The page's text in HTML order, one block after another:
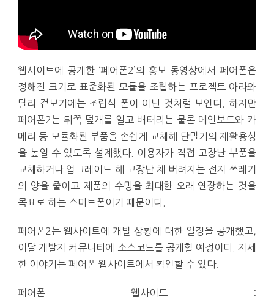
웹사이트에 공개한 ‘페어폰2’의 홍보 동영상에서 페어폰은
정해진 크기로 표준화된 모듈을 조립하는 프로젝트 아라와
달리 겉보기에는 조립식 폰이 아닌 것처럼 보인다. 하지만
페어폰2는 뒤쪽 덮개를 열고 배터리는 물론 메인보드와 카
메라 등 모듈화된 부품을 손쉽게 교체해 단말기의 재활용성
을 높일 수 있도록 설계했다. 이용자가 직접 고장난 부품을
교체하거나 업그레이드 해 고장난 채 버려지는 전자 쓰레기
의 양을 줄이고 제품의 수명을 최대한 오래 연장하는 것을
목표로 하는 스마트폰이기 때문이다.
페어폰2는 웹사이트에 개발 상황에 대한 일정을 공개했고,
이달 개발자 커뮤니티에 소스코드를 공개할 예정이다. 자세
한 이야기는 페어폰 웹사이트에서 확인할 수 있다.
페어폰 웹사이트 :